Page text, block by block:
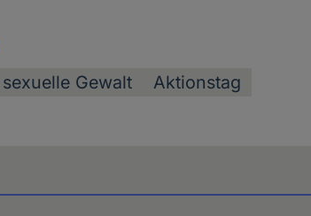
sexuelle Gewalt Aktionstag